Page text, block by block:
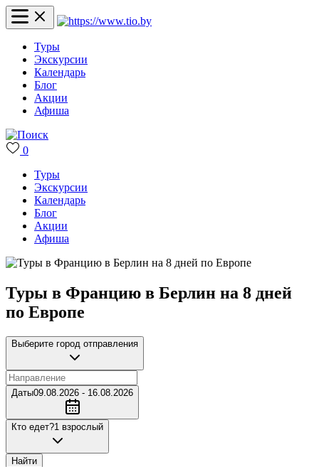
Туры
Экскурсии
Календарь
Блог
Акции
Афиша
0
Туры
Экскурсии
Календарь
Блог
Акции
Афиша
Туры в Францию в Берлин на 8 дней
по Европе
Выберите город отправления
Даты09.08.2026 - 16.08.2026
Кто едет?1 взрослый
Найти